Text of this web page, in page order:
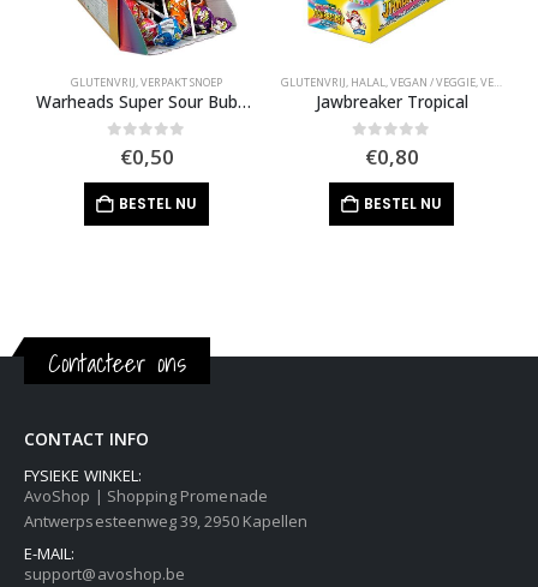
GLUTENVRIJ,VERPAKT SNOEP
Warheads Super Sour Bubble Gum Pops
out of 5
€0,50
BESTEL NU
GLUTENVRIJ, HALAL,VEGAN / VEGGIE,VERPAKT SNOEP
Jawbreaker Tropical
out of 5
€0,80
BESTEL NU
Contacteer ons
CONTACT INFO
FYSIEKE WINKEL:
AvoShop | Shopping Promenade
Antwerpsesteenweg 39, 2950 Kapellen
E-MAIL:
support@avoshop.be